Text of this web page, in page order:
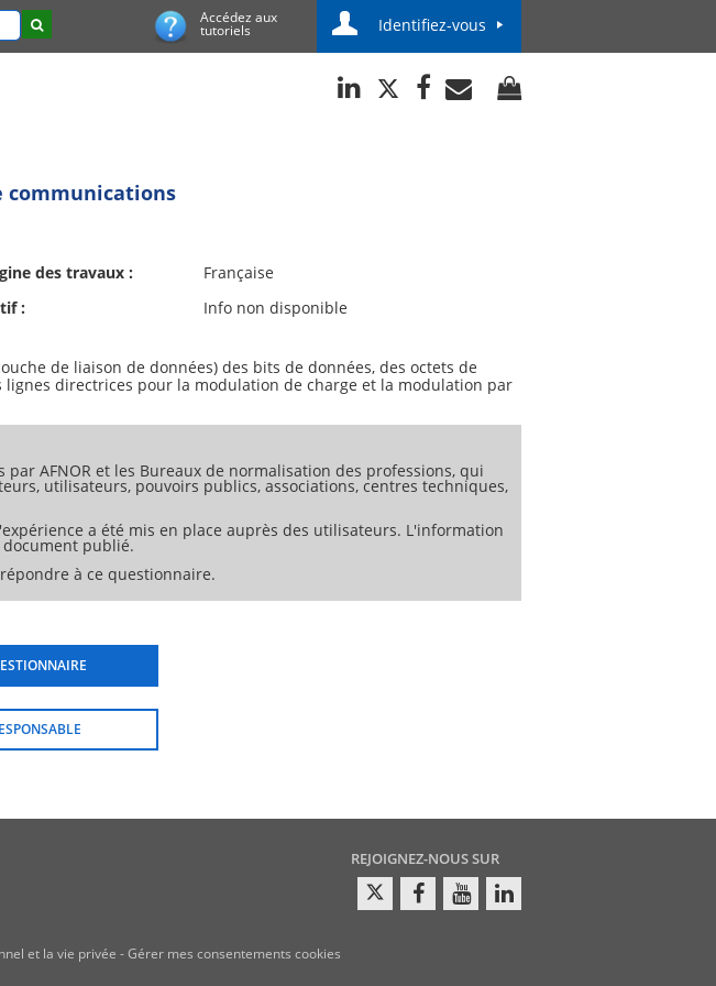
Accédez aux
tutoriels Identifiez-vous
communications
des travaux :
Française
:
Info non disponible
de liaison de données) des bits de données, des octets de
directrices pour la modulation de charge et la modulation par
AFNOR et les Bureaux de normalisation des professions, qui
utilisateurs, pouvoirs publics, associations, centres techniques,
a été mis en place auprès des utilisateurs. L'information
publié.
à ce questionnaire.
REJOIGNEZ-NOUS SUR
et la vie privée -Gérer mes consentements cookies